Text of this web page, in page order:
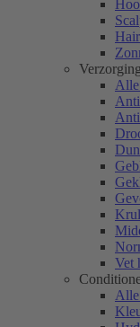
Alle
Vet
Alle